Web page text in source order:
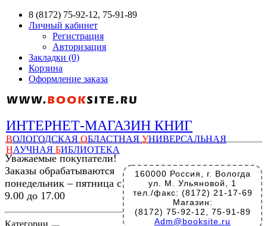
8 (8172) 75-92-12, 75-91-89
Личный кабинет
Регистрация
Авторизация
Закладки (0)
Корзина
Оформление заказа
ИНТЕРНЕТ-МАГАЗИН КНИГ
ВОЛОГОДСКАЯ ОБЛАСТНАЯ УНИВЕРСАЛЬНАЯ
НАУЧНАЯ БИБЛИОТЕКА
160000 Россия, г. Вологда
ул. М. Ульяновой, 1
тел./факс: (8172) 21-17-69
Магазин:
(8172) 75-92-12, 75-91-89
Adm@booksite.ru
Уважаемые покупатели!
Заказы обрабатываются
понедельник – пятница с
9.00 до 17.00
Категории